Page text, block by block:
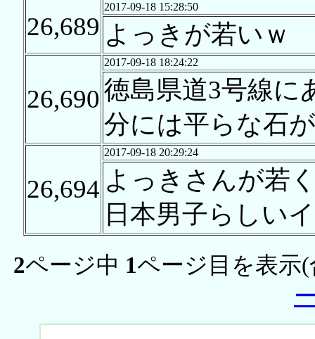
26,689
2017-09-18 15:28:50
よっきが若いｗ
26,690
2017-09-18 18:24:22
徳島県道3号線に
分には平らな石
26,694
2017-09-18 20:29:24
よっきさんが若
日本男子らしい
2ページ中 1ページ目を表示(